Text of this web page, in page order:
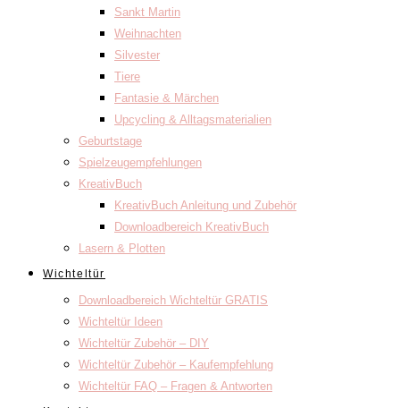
Sankt Martin
Weihnachten
Silvester
Tiere
Fantasie & Märchen
Upcycling & Alltagsmaterialien
Geburtstage
Spielzeugempfehlungen
KreativBuch
KreativBuch Anleitung und Zubehör
Downloadbereich KreativBuch
Lasern & Plotten
Wichteltür
Downloadbereich Wichteltür GRATIS
Wichteltür Ideen
Wichteltür Zubehör – DIY
Wichteltür Zubehör – Kaufempfehlung
Wichteltür FAQ – Fragen & Antworten